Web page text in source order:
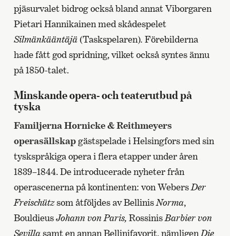
pjäsurvalet bidrog också bland annat Viborgaren
Pietari Hannikainen med skådespelet
Silmänkääntäjä (Taskspelaren). Förebilderna
hade fått god spridning, vilket också syntes ännu
på 1850-talet.
Minskande opera- och teaterutbud på
tyska
Familjerna Hornicke & Reithmeyers
operasällskapgästspelade i Helsingfors med sin
tyskspråkiga opera i flera etapper under åren
1839–1844. De introducerade nyheter från
operascenerna på kontinenten: von WebersDer
Freischützsom åtföljdes av BellinisNorma,
BouldieusJohann von Paris, RossinisBarbier von
Sevillasamt en annan Bellinifavorit, nämligen Die